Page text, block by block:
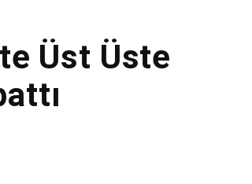
Üst Üste